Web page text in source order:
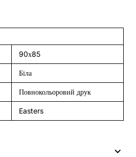
90х85
Біла
Повнокольоровий друк
Easters